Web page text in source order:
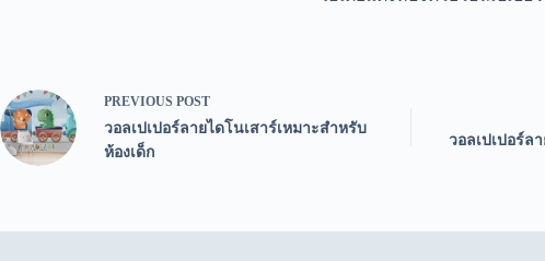
PREVIOUS POST
วอลเปเปอร์ลายไดโนเสาร์เหมาะสำหรับ
ห้องเด็ก
วอลเปเปอร์ล